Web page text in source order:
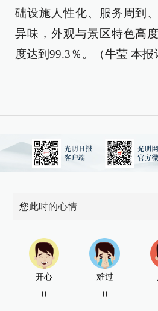
础设施人性化、服务周到
异味，外观与景区特色高
度达到99.3％。（牛莹 本报
您此时的心情
开心
0
难过
0